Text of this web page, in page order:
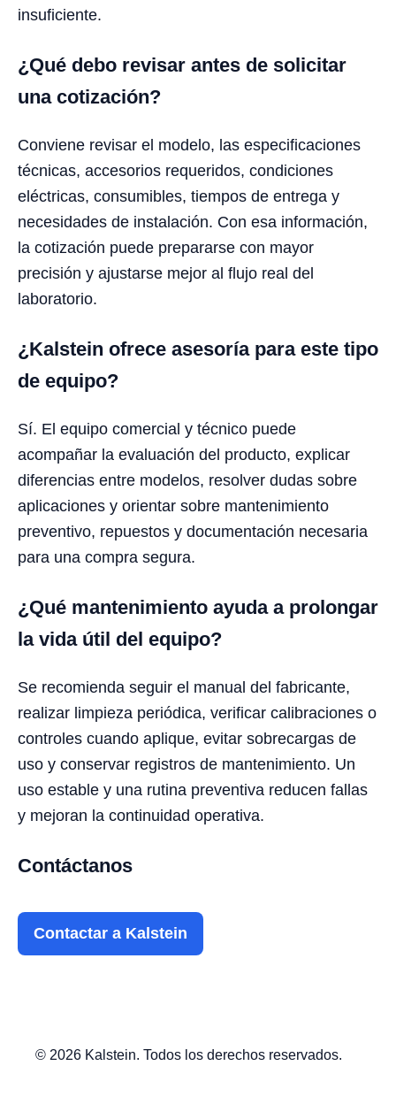
insuficiente.
¿Qué debo revisar antes de solicitar
una cotización?
Conviene revisar el modelo, las especificaciones
técnicas, accesorios requeridos, condiciones
eléctricas, consumibles, tiempos de entrega y
necesidades de instalación. Con esa información,
la cotización puede prepararse con mayor
precisión y ajustarse mejor al flujo real del
laboratorio.
¿Kalstein ofrece asesoría para este tipo
de equipo?
Sí. El equipo comercial y técnico puede
acompañar la evaluación del producto, explicar
diferencias entre modelos, resolver dudas sobre
aplicaciones y orientar sobre mantenimiento
preventivo, repuestos y documentación necesaria
para una compra segura.
¿Qué mantenimiento ayuda a prolongar
la vida útil del equipo?
Se recomienda seguir el manual del fabricante,
realizar limpieza periódica, verificar calibraciones o
controles cuando aplique, evitar sobrecargas de
uso y conservar registros de mantenimiento. Un
uso estable y una rutina preventiva reducen fallas
y mejoran la continuidad operativa.
Contáctanos
Contactar a Kalstein
© 2026 Kalstein. Todos los derechos reservados.